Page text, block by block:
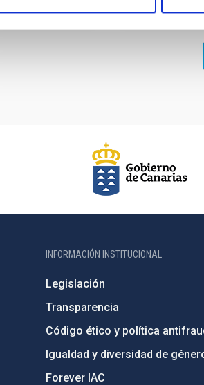
INFORMACIÓN INSTITUCIONAL
Legislación
Transparencia
Código ético y política
Igualdad y diversidad de
Forever IAC